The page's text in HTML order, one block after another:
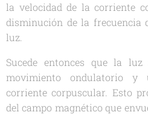
la velocidad de la corriente
disminución de la frecuencia
luz.
Sucede entonces que la
movimiento ondulatorio
corriente corpuscular. Esto
del campo magnético que